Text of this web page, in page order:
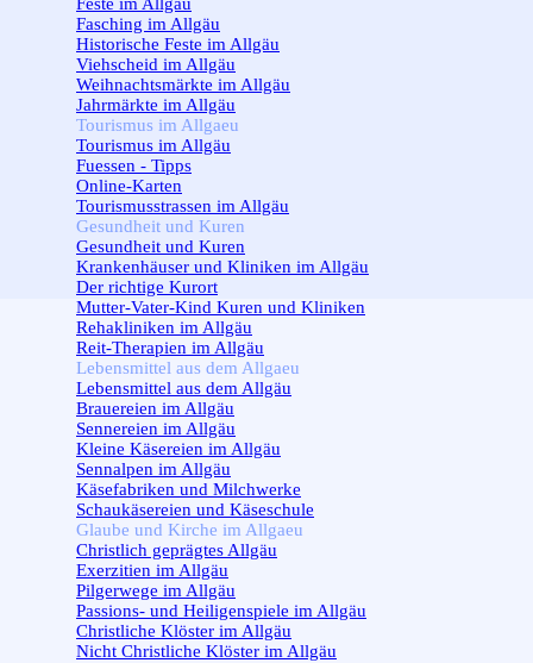
Fasching im Allgäu
Historische Feste im Allgäu
Viehscheid im Allgäu
Weihnachtsmärkte im Allgäu
Jahrmärkte im Allgäu
Tourismus im Allgaeu
Tourismus im Allgäu
Fuessen - Tipps
Online-Karten
Tourismusstrassen im Allgäu
Gesundheit und Kuren
Gesundheit und Kuren
Krankenhäuser und Kliniken im Allgäu
Der richtige Kurort
Mutter-Vater-Kind Kuren und Kliniken
Rehakliniken im Allgäu
Reit-Therapien im Allgäu
Lebensmittel aus dem Allgaeu
Lebensmittel aus dem Allgäu
Brauereien im Allgäu
Sennereien im Allgäu
Kleine Käsereien im Allgäu
Sennalpen im Allgäu
Käsefabriken und Milchwerke
Schaukäsereien und Käseschule
Glaube und Kirche im Allgaeu
Christlich geprägtes Allgäu
Exerzitien im Allgäu
Pilgerwege im Allgäu
Passions- und Heiligenspiele im Allgäu
Christliche Klöster im Allgäu
Nicht Christliche Klöster im Allgäu